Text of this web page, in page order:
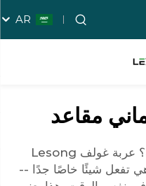
AR
مقاعد
هل رأيت يومًا عربة غولف عملاقة؟ عربة غولف Lesong
تفعل شيئًا خاصًا جدًا --